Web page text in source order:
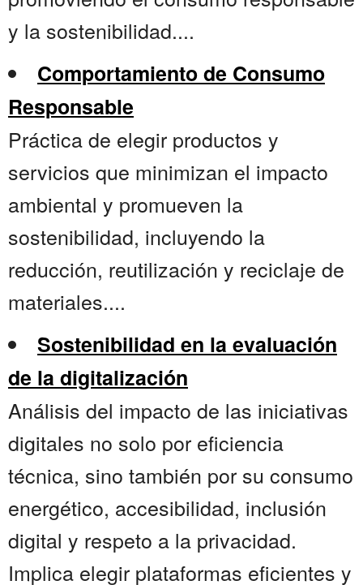
y la sostenibilidad....
Comportamiento de Consumo
Responsable
Práctica de elegir productos y
servicios que minimizan el impacto
ambiental y promueven la
sostenibilidad, incluyendo la
reducción, reutilización y reciclaje de
materiales....
Sostenibilidad en la evaluación
de la digitalización
Análisis del impacto de las iniciativas
digitales no solo por eficiencia
técnica, sino también por su consumo
energético, accesibilidad, inclusión
digital y respeto a la privacidad.
Implica elegir plataformas eficientes y